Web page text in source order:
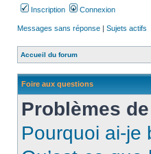
Inscription Connexion
Messages sans réponse | Sujets actifs
Accueil du forum
Foire aux questions
Problèmes
Pourquoi ai-je